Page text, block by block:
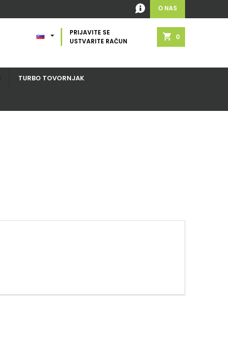
O NAS
shopping_cart 0
PRIJAVITE SE
USTVARITE RAČUN

TURBO TOVORNJAK